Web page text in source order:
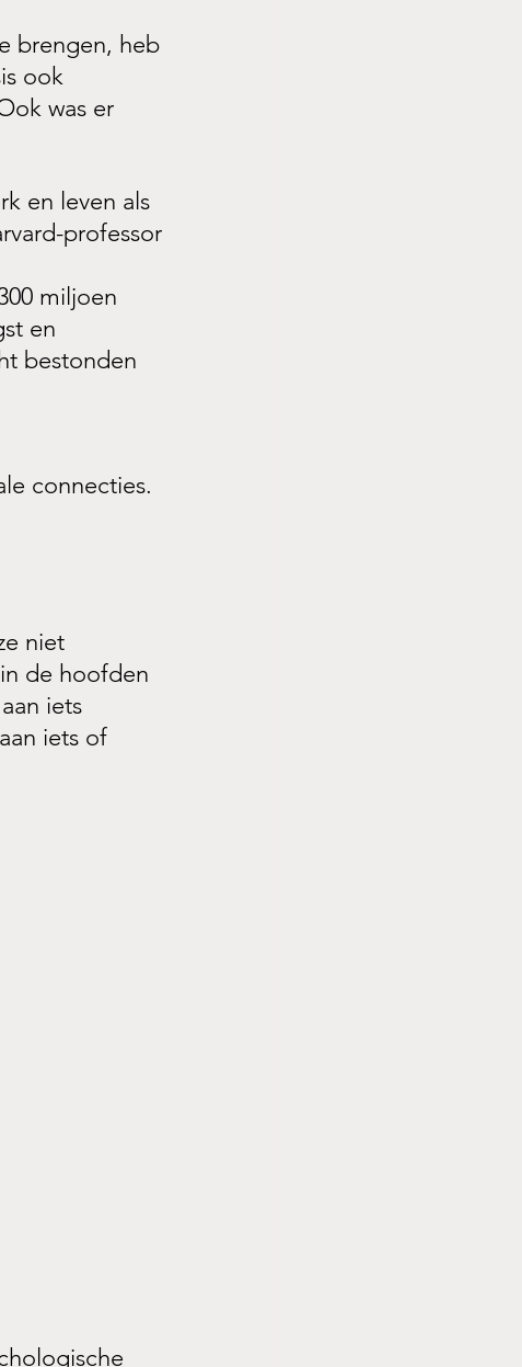
brengen, heb
ook
was er
en leven als
professor
miljoen
en
bestonden
connecties.
niet
de hoofden
iets
iets of